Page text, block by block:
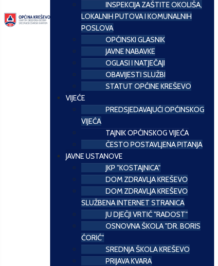
INSPEKCIJA ZAŠTITE OKOLIŠA,
LOKALNIH PUTOVA I KOMUNALNIH
POSLOVA
OPĆINSKI GLASNIK
JAVNE NABAVKE
OGLASI I NATJEČAJI
OBAVIJESTI SLUŽBI
STATUT OPĆINE KREŠEVO
VIJEĆE
PREDSJEDAVAJUĆI OPĆINSKOG
VIJEĆA
TAJNIK OPĆINSKOG VIJEĆA
ČESTO POSTAVLJENA PITANJA
JAVNE USTANOVE
JKP "KOSTAJNICA"
DOM ZDRAVLJA KREŠEVO
DOM ZDRAVLJA KREŠEVO
SLUŽBENA INTERNET STRANICA
JU DJEČJI VRTIĆ "RADOST"
OSNOVNA ŠKOLA "DR. BORIS
ĆORIĆ"
SREDNJA ŠKOLA KREŠEVO
PRIJAVA KVARA